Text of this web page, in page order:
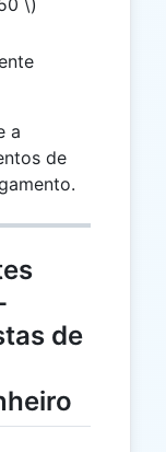
\)
a
de
de